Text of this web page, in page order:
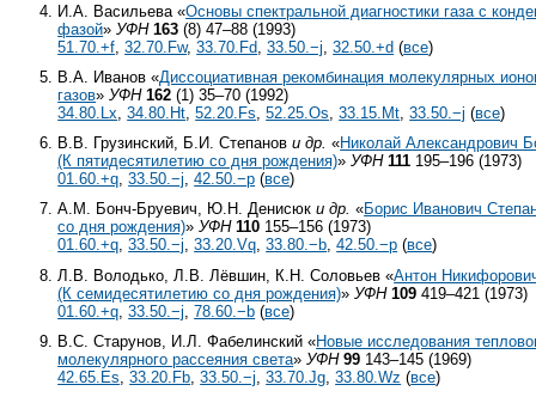
И.А. Васильева «Основы спектральной диагностики газа с
фазой»УФН 163 (8) 47–88 (1993)
51.70.+f ,32.70.Fw,33.70.Fd ,33.50.−j ,32.50.+d (все)
В.А. Иванов «Диссоциативная рекомбинация молекулярных
газов»УФН 162 (1) 35–70 (1992)
34.80.Lx,34.80.Ht,52.20.Fs,52.25.Os,33.15.Mt,33.50.−j (все)
В.В. Грузинский, Б.И. Степанови др. «Николай Александрович
(К пятидесятилетию со дня рождения)»УФН 111 195–196 (1973)
01.60.+q,33.50.−j,42.50.−p (все)
А.М. Бонч-Бруевич, Ю.Н. Денисюки др. «Борис Иванович
со дня рождения)»УФН 110 155–156 (1973)
01.60.+q,33.50.−j,33.20.Vq,33.80.−b,42.50.−p (все)
Л.В. Володько, Л.В. Лёвшин, К.Н. Соловьев «Антон
(К семидесятилетию со дня рождения)»УФН 109 419–421 (1973)
01.60.+q ,33.50.−j ,78.60.−b (все)
В.С. Старунов, И.Л. Фабелинский «Новые исследования
молекулярного рассеяния света»УФН 99 143–145 (1969)
42.65.Es ,33.20.Fb ,33.50.−j ,33.70.Jg ,33.80.Wz (все)